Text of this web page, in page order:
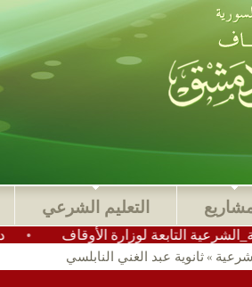
التعليم الشرعي
دعوة • لوزارة الأوقاف
» ثانوية عبد الغني النابلسي